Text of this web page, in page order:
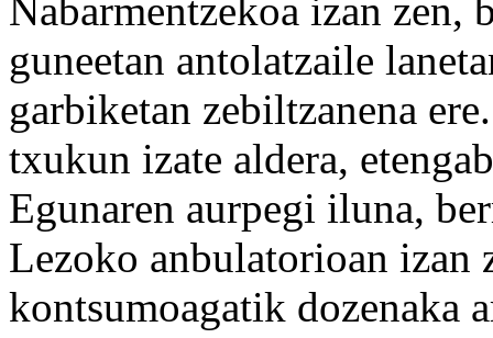
Nabarmentzekoa izan zen,
guneetan antolatzaile
garbiketan zebiltzanena
txukun izate aldera,
Egunaren aurpegi iluna,
Lezoko anbulatorioan izan
kontsumoagatik dozenaka